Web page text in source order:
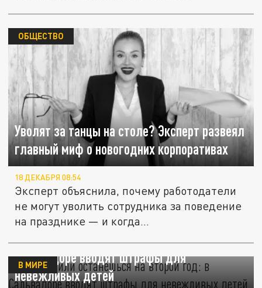
Уволят за танцы на столе? Эксперт развеял
главный миф о новогодних корпоративах
ОБЩЕСТВО
18 ДЕКАБРЯ 08:54
Эксперт объяснила, почему работодатели
не могут уволить сотрудника за поведение
на празднике — и когда...
"Спасибо" или останешься на второй год: в
Сальвадоре вводят штрафы для
невежливых детей
В МИРЕ